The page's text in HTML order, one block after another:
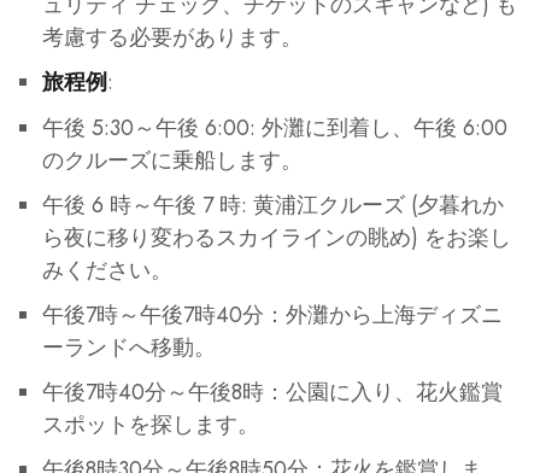
考慮する必要があります。
旅程例:
午後 5:30～午後 6:00: 外灘に到着し、午後 6:00
のクルーズに乗船します。
午後 6 時～午後 7 時: 黄浦江クルーズ (夕暮れか
ら夜に移り変わるスカイラインの眺め) をお楽し
みください。
午後7時～午後7時40分：外灘から上海ディズニ
ーランドへ移動。
午後7時40分～午後8時：公園に入り、花火鑑賞
スポットを探します。